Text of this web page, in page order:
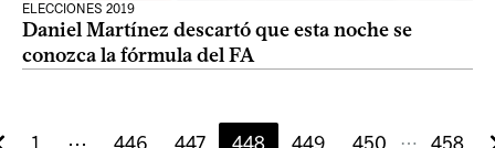
ELECCIONES 2019
Daniel Martínez descartó que esta noche se
conozca la fórmula del FA
⋯